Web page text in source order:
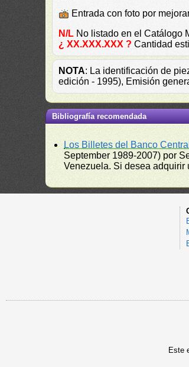
Entrada con foto por
N/L No listado en el Catálogo
¿ XX.XXX.XXX ? Cantidad
NOTA: La identificación de
edición - 1995), Emisión
Bibliografía recomendada
Los Billetes del Banco
September 1989-2007) por
Venezuela. Si desea adquirir
Este